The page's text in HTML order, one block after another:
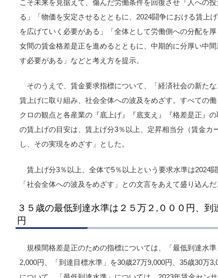
こそ未来を見据えて、傷んだ労働条件を回復させ『人への
る」「物価を安定させるとともに、2024闘争における賃上
を広げていく必要がある」「全体として労働側への分配を
女間の賃金格差是正を進めるとともに、中期的に分厚い中
す必要がある」などと考え方を提示。
そのうえで、賃金要求指標について、「経済社会の新た
賃上げに取り組み、社会全体への波及をめざす。すべての
クロの観点と各産業の『底上げ』『底支え』『格差是正』
の賃上げの目安は、賃上げ分3％以上、定昇相当分（賃金カ
し、その実現をめざす」とした。
賃上げ分3％以上、全体で5％以上という要求水準は2024
「社会全体への波及をめざす」との文言をあえて盛り込んだ
３５歳の最低到達水準は２５万２,０００円、
円
規模間格差是正のための指標については、「最低到達水
2,000円、「到達目標水準」を30歳27万9,000円、35歳30万